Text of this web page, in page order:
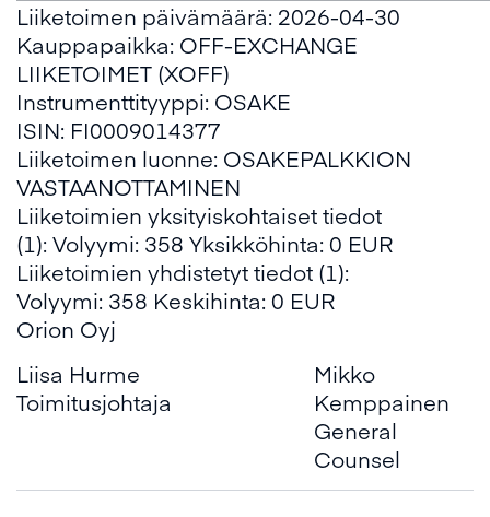
Liiketoimen päivämäärä: 2026-04-30
Kauppapaikka: OFF-EXCHANGE
LIIKETOIMET (XOFF)
Instrumenttityyppi: OSAKE
ISIN: FI0009014377
Liiketoimen luonne: OSAKEPALKKION
VASTAANOTTAMINEN
Liiketoimien yksityiskohtaiset tiedot
(1): Volyymi: 358 Yksikköhinta: 0 EUR
Liiketoimien yhdistetyt tiedot (1):
Volyymi: 358 Keskihinta: 0 EUR
Orion Oyj
Liisa Hurme
Toimitusjohtaja
Mikko
Kemppainen
General
Counsel